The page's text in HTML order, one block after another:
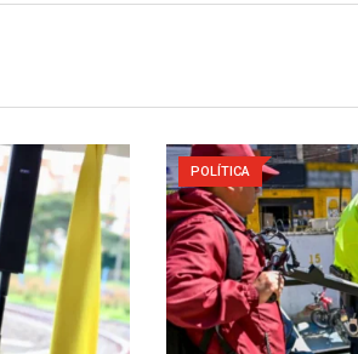
POLÍTICA